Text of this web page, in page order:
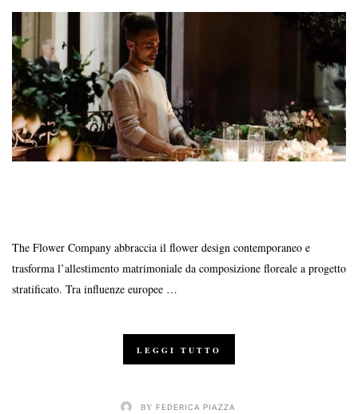
The Flower Company abbraccia il flower design contemporaneo e
trasforma l’allestimento matrimoniale da composizione floreale a progetto
stratificato. Tra influenze europee …
LEGGI TUTTO
BY FEDERICA PIAZZA